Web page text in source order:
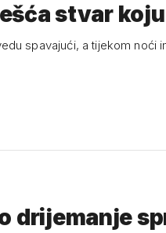
stvar
spavajući, a tijekom noći
drijemanje